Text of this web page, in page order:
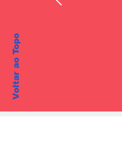
Voltar ao Topo